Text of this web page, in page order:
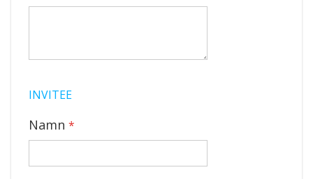
INVITEE
Namn